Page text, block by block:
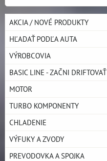
AKCIA / NOVÉ PRODUKTY
HĽADAŤ PODĽA AUTA
VÝROBCOVIA
BASIC LINE - ZAČNI DRIFTOVAŤ
MOTOR
TURBO KOMPONENTY
CHLADENIE
VÝFUKY A ZVODY
PREVODOVKA A SPOJKA